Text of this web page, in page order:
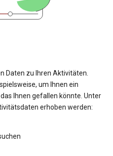
Daten zu Ihren Aktivitäten.
um Ihnen ein
Ihnen gefallen könnte. Unter
erhoben werden: